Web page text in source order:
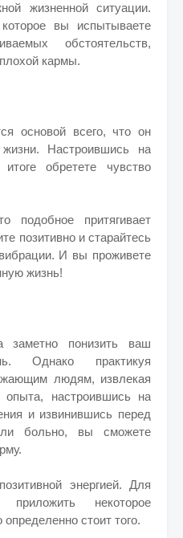
жизненной ситуации.
вы испытываете
обстоятельств,
кармы.
основой всего, что он
Настроившись на
обретете чувство
подобное притягивает
позитивно и старайтесь
И вы проживете
жизнь!
заметно понизить ваш
Однако практикуя
людям, извлекая
настроившись на
и извинившись перед
больно, вы сможете
энергией. Для
некоторое
стоит того.